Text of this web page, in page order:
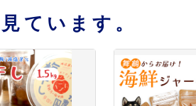
ています。